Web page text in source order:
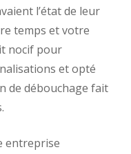
l’état de leur
temps et votre
nocif pour
et opté
de débouchage fait
entreprise